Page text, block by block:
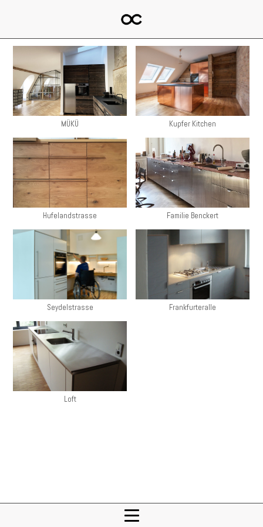
MÜKÜ Kupfer Kitchen
Hufelandstrasse Familie Benckert
Seydelstrasse Frankfurteralle
Loft